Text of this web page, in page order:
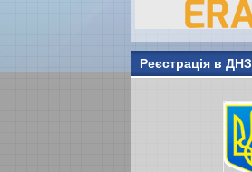
Реєстрація в ДНЗ